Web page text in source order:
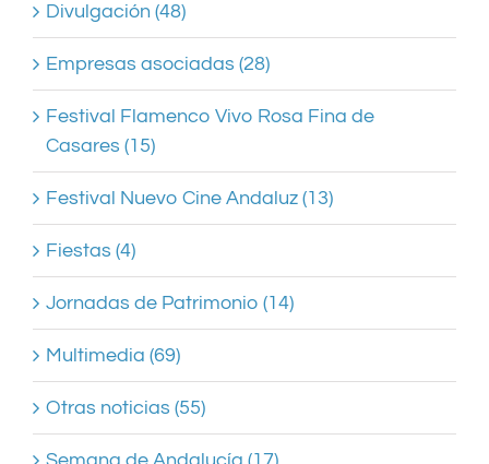
Divulgación (48)
Empresas asociadas (28)
Festival Flamenco Vivo Rosa Fina de
Casares (15)
Festival Nuevo Cine Andaluz (13)
Fiestas (4)
Jornadas de Patrimonio (14)
Multimedia (69)
Otras noticias (55)